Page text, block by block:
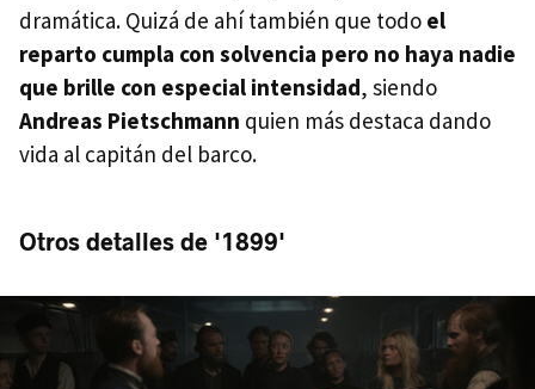
dramática. Quizá de ahí también que todo el
reparto cumpla con solvencia pero no haya nadie
que brille con especial intensidad, siendo
Andreas Pietschmann quien más destaca dando
vida al capitán del barco.
Otros detalles de '1899'